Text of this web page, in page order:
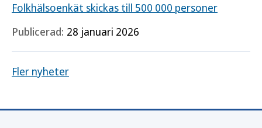
Folkhälsoenkät skickas till 500 000 personer
Publicerad: 28 januari 2026
Fler nyheter